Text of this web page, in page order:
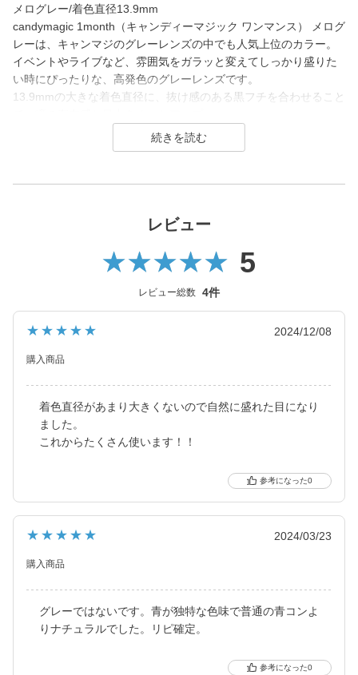
メログレー/着色直径13.9mm
candymagic 1month（キャンディーマジック ワンマンス） メログ
レーは、キャンマジのグレーレンズの中でも人気上位のカラー。
イベントやライブなど、雰囲気をガラッと変えてしっかり盛りた
い時にぴったりな、高発色のグレーレンズです。
13.9mmの大きな着色直径に、抜け感のある黒フチを合わせること
うるうるした透明感抜群の瞳と、ハーフ風の抜け感を同時に叶え
candy magic 1month（キャンディーマジック マンスリー）は200
幅広い世代から愛されるロングセラーコンタクトレンズブラン
レンズ直径(DIA)14.5㎜の大きめレンズで瞳を大きく魅せながら、
ました。
ハイスペックレンズへとリニューアル！
レビュー
5
レビュー総数 4件
★★★★★ 2024/12/08
購入商品
着色直径があまり大きくないので自然に盛れた目になり
ました。
これからたくさん使います！！
0
★★★★★ 2024/03/23
購入商品
グレーではないです。青が独特な色味で普通の青コンよ
りナチュラルでした。リピ確定。
0